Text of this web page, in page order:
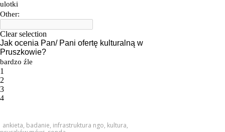
ankieta, badanie, infrastruktura ngo, kultura,